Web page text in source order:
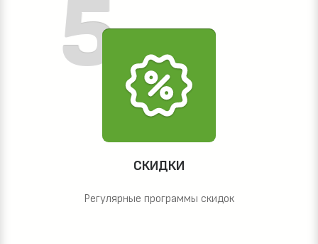
СКИДКИ
Регулярные программы скидок